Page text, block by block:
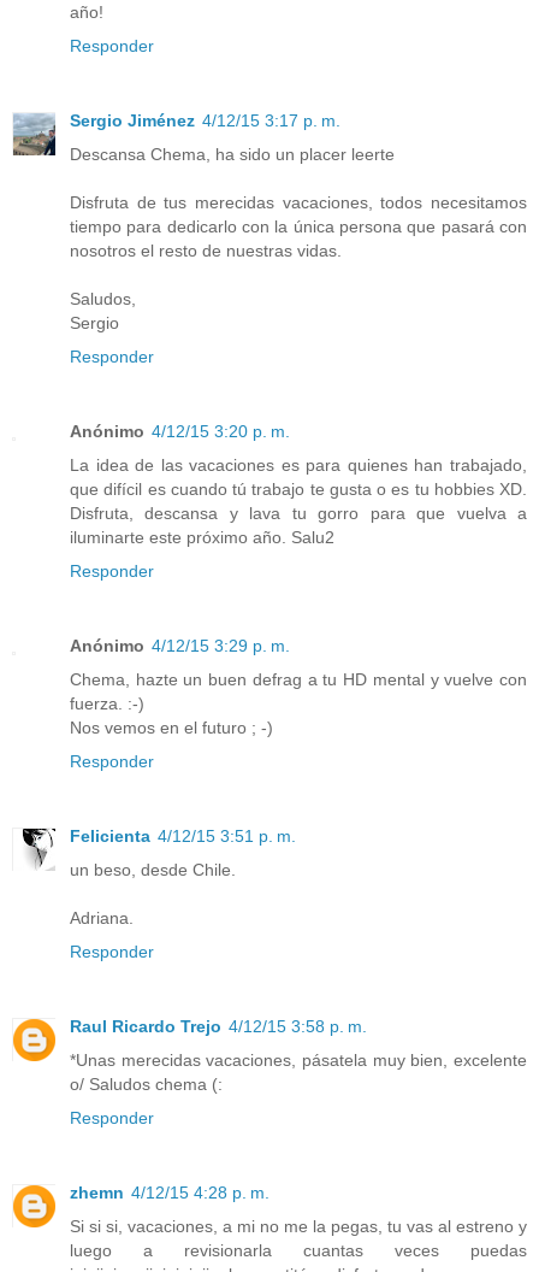
año!
Responder
Sergio Jiménez 4/12/15 3:17 p. m.
Descansa Chema, ha sido un placer leerte
Disfruta de tus merecidas vacaciones, todos necesitamos
tiempo para dedicarlo con la única persona que pasará con
nosotros el resto de nuestras vidas.
Saludos,
Sergio
Responder
Anónimo 4/12/15 3:20 p. m.
La idea de las vacaciones es para quienes han trabajado,
que difícil es cuando tú trabajo te gusta o es tu hobbies XD.
Disfruta, descansa y lava tu gorro para que vuelva a
iluminarte este próximo año. Salu2
Responder
Anónimo 4/12/15 3:29 p. m.
Chema, hazte un buen defrag a tu HD mental y vuelve con
fuerza. :-)
Nos vemos en el futuro ; -)
Responder
Felicienta 4/12/15 3:51 p. m.
un beso, desde Chile.
Adriana.
Responder
Raul Ricardo Trejo 4/12/15 3:58 p. m.
*Unas merecidas vacaciones, pásatela muy bien, excelente
o/ Saludos chema (:
Responder
zhemn 4/12/15 4:28 p. m.
Si si si, vacaciones, a mi no me la pegas, tu vas al estreno y
luego a revisionarla cuantas veces puedas